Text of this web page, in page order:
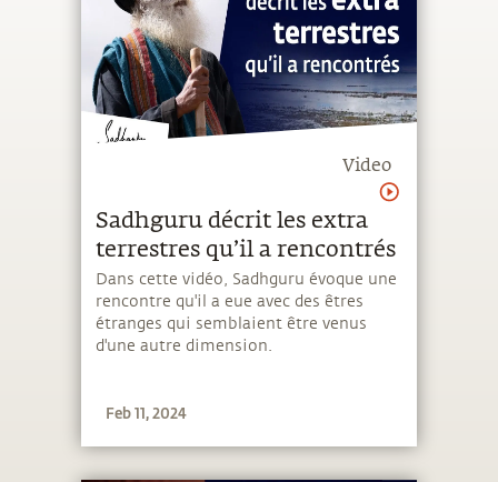
Video
Sadhguru décrit les extra
terrestres qu’il a rencontrés
Dans cette vidéo, Sadhguru évoque une
rencontre qu'il a eue avec des êtres
étranges qui semblaient être venus
d'une autre dimension.
Feb 11, 2024